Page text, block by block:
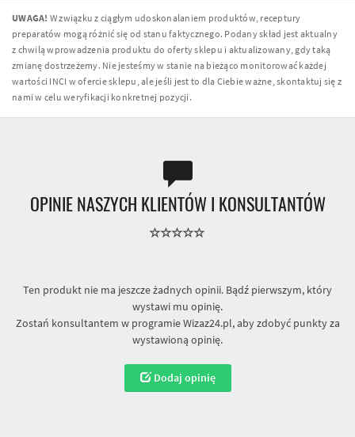
UWAGA! W związku z ciągłym udoskonalaniem produktów, receptury
preparatów mogą różnić się od stanu faktycznego. Podany skład jest aktualny
z chwilą wprowadzenia produktu do oferty sklepu i aktualizowany, gdy taką
zmianę dostrzeżemy. Nie jesteśmy w stanie na bieżąco monitorować każdej
wartości INCI w ofercie sklepu, ale jeśli jest to dla Ciebie ważne, skontaktuj się z
nami w celu weryfikacji konkretnej pozycji.
OPINIE NASZYCH KLIENTÓW I KONSULTANTÓW
Ten produkt nie ma jeszcze żadnych opinii. Bądź pierwszym, który
wystawi mu opinię.
Zostań konsultantem w programie Wizaz24.pl, aby zdobyć punkty za
wystawioną opinię.
Dodaj opinię